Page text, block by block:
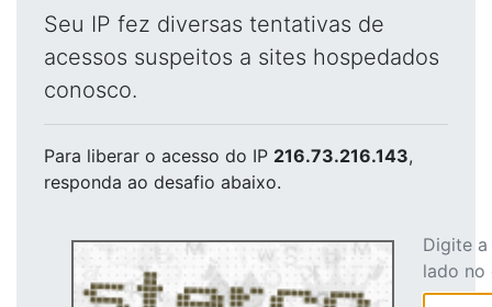
Seu IP fez diversas tentativas de
acessos suspeitos a sites hospedados
conosco.
Para liberar o acesso do IP 216.73.216.143,
responda ao desafio abaixo.
Digite
lado no